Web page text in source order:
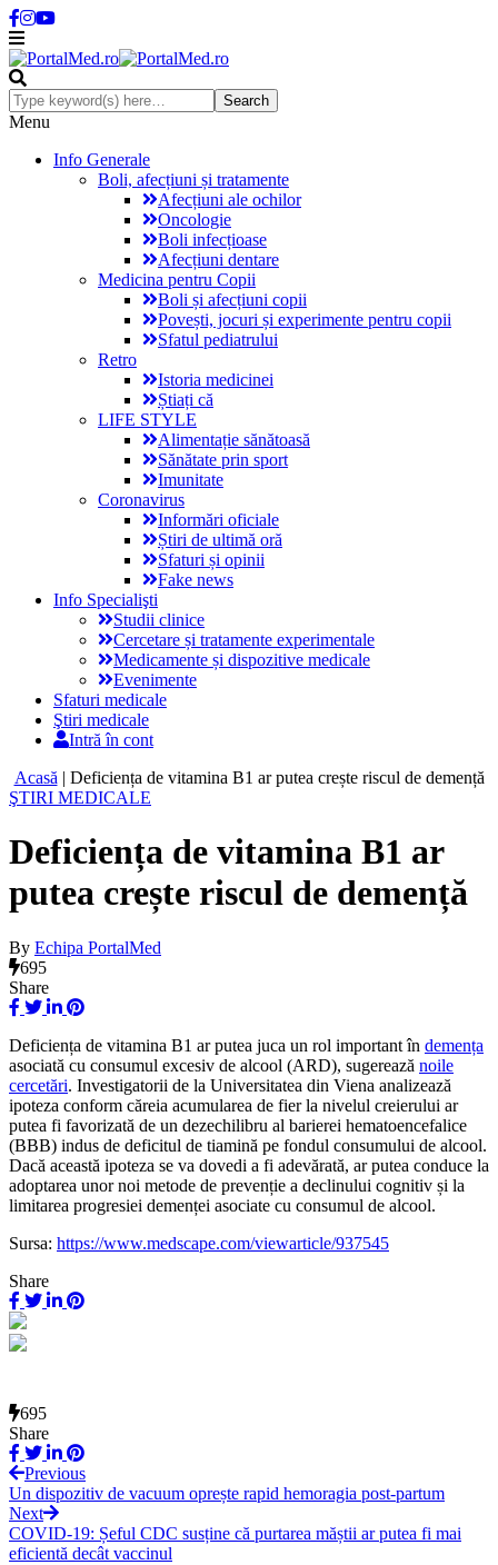
Menu
Info Generale
Boli, afecțiuni și tratamente
Afecțiuni ale ochilor
Oncologie
Boli infecțioase
Afecțiuni dentare
Medicina pentru Copii
Boli și afecțiuni copii
Povești, jocuri și experimente pentru copii
Sfatul pediatrului
Retro
Istoria medicinei
Știați că
LIFE STYLE
Alimentație sănătoasă
Sănătate prin sport
Imunitate
Coronavirus
Informări oficiale
Știri de ultimă oră
Sfaturi și opinii
Fake news
Info Specialişti
Studii clinice
Cercetare și tratamente experimentale
Medicamente și dispozitive medicale
Evenimente
Sfaturi medicale
Ştiri medicale
Intră în cont
Acasă | Deficiența de vitamina B1 ar putea crește riscul de demență
ŞTIRI MEDICALE
Deficiența de vitamina B1 ar
putea crește riscul de demență
By Echipa PortalMed
695
Share
Deficiența de vitamina B1 ar putea juca un rol important în demența
asociată cu consumul excesiv de alcool (ARD), sugerează noile
cercetări. Investigatorii de la Universitatea din Viena analizează
ipoteza conform căreia acumularea de fier la nivelul creierului ar
putea fi favorizată de un dezechilibru al barierei hematoencefalice
(BBB) indus de deficitul de tiamină pe fondul consumului de alcool.
Dacă această ipoteza se va dovedi a fi adevărată, ar putea conduce la
adoptarea unor noi metode de prevenție a declinului cognitiv și la
limitarea progresiei demenței asociate cu consumul de alcool.
Sursa: https://www.medscape.com/viewarticle/937545
Share
695
Share
Previous
Un dispozitiv de vacuum oprește rapid hemoragia post-partum
Next
COVID-19: Șeful CDC susține că purtarea măștii ar putea fi mai
eficientă decât vaccinul